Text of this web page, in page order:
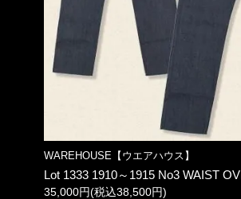
WAREHOUSE【ウエアハウス】
Lot 1333 1910～1915 No3 WAIST
35,000円(税込38,500円)